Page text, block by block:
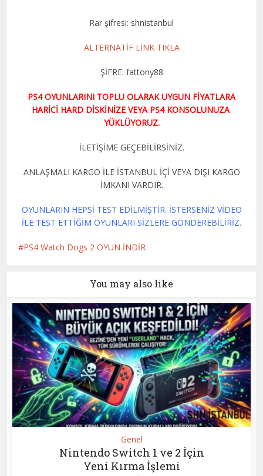
Rar şifresi: shnistanbul
ALTERNATİF LİNK TIKLA
ŞİFRE: fattony88
PS4 OYUNLARINI TOPLU OLARAK UYGUN FİYATLARA
HARİCİ HARD DİSKİNİZE VEYA PS4 KONSOLUNUZA
YÜKLÜYORUZ.
İLETİŞİME GEÇEBİLİRSİNİZ.
ANLAŞMALI KARGO İLE İSTANBUL İÇİ VEYA DIŞI KARGO
İMKANI VARDIR.
OYUNLARIN HEPSİ TEST EDİLMİŞTİR. İSTERSENİZ VİDEO
İLE TEST ETTİĞİM OYUNLARI SİZLERE GÖNDEREBİLİRİZ.
PS4 Watch Dogs 2 OYUN İNDİR
You may also like
Genel
Nintendo Switch 1 ve 2 İçin
Yeni Kırma İşlemi